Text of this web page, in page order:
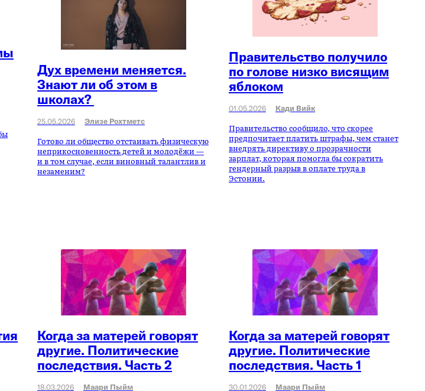
Дух времени меняется.
Знают ли об этом в
школах?
25.05.2026 Элизе Рохтметс
Готово ли общество отстаивать физическую
неприкосновенность детей и молодёжи —
и в том случае, если виновный талантлив и
незаменим?
Правительство получило
по голове низко висящим
яблоком
01.05.2026 Кади Вийк
Правительство сообщило, что скорее
предпочитает платить штрафы, чем станет
внедрять директиву о прозрачности
зарплат, которая помогла бы сократить
гендерный разрыв в оплате труда в
Эстонии.
Когда за матерей говорят
другие. Политические
последствия. Часть 2
18.03.2026 Маари Пыйм
Когда за матерей говорят
другие. Политические
последствия. Часть 1
30.01.2026 Маари Пыйм